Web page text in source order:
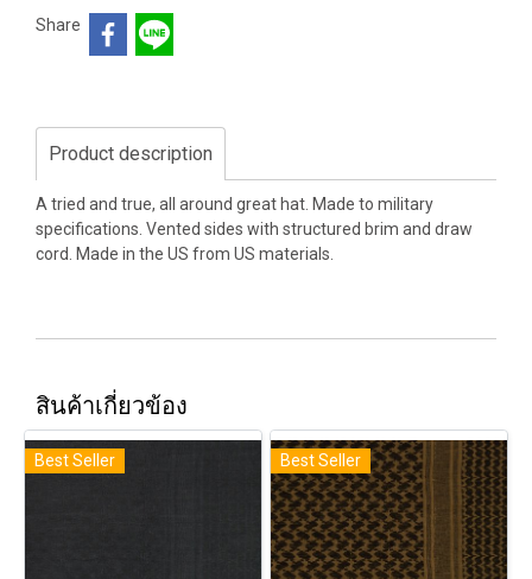
Share
Product description
A tried and true, all around great hat. Made to military
specifications. Vented sides with structured brim and draw
cord. Made in the US from US materials.
สินค้าเกี่ยวข้อง
Best Seller Best Seller